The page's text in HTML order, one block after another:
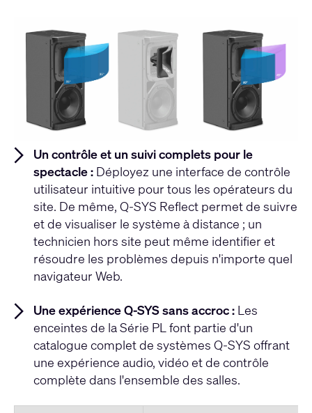
Un contrôle et un suivi complets pour le
spectacle : Déployez une interface de contrôle
utilisateur intuitive pour tous les opérateurs du
site. De même, Q-SYS Reflect permet de suivre
et de visualiser le système à distance ; un
technicien hors site peut même identifier et
résoudre les problèmes depuis n'importe quel
navigateur Web.
Une expérience Q-SYS sans accroc : Les
enceintes de la Série PL font partie d'un
catalogue complet de systèmes Q-SYS offrant
une expérience audio, vidéo et de contrôle
complète dans l'ensemble des salles.